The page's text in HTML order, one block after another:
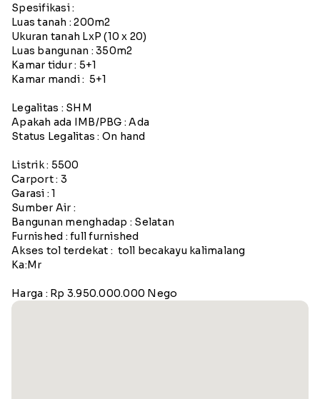
Spesifikasi :
Luas tanah : 200m2
Ukuran tanah LxP (10 x 20)
Luas bangunan : 350m2
Kamar tidur : 5+1
Kamar mandi : 5+1
Legalitas : SHM
Apakah ada IMB/PBG : Ada
Status Legalitas : On hand
Listrik : 5500
Carport : 3
Garasi : 1
Sumber Air :
Bangunan menghadap : Selatan
Furnished : full furnished
Akses tol terdekat : toll becakayu kalimalang
Ka:Mr